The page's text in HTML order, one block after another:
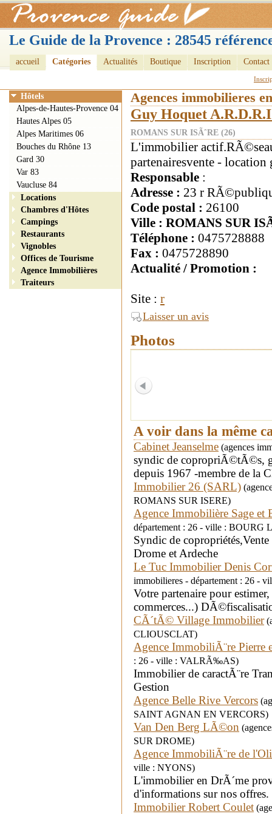
Le Guide de la Provence : 28545
accueil Catégories Actualités Boutique Inscription Contact
Agences immobilieres
Guy Hoquet
ROMANS SUR ISÃˆRE (26)
L'immobilier
partenairesvente -
Responsable :
Adresse : 23 r
Code postal : 26100
Ville : ROMANS SUR
Téléphone : 0475728888
Fax : 0475728890
Actualité / Promotion :
Site : r
Laisser un avis
Photos
A voir dans la même
Cabinet Jeanselme (agences
syndic de copropriÃ©tÃ©s,
depuis 1967 -membre de la
Immobilier 26 (SARL)
ROMANS SUR ISERE)
Agence Immobilière Sage et
département : 26 - ville : BOURG
Syndic de
Drome et Ardeche
Le Tuc Immobilier Denis
immobilieres - département : 26
Votre partenaire pour
commerces...)
CÃ´tÃ© Village Immobilier
CLIOUSCLAT)
Agence ImmobiliÃ¨re Pierre
: 26 - ville : VALRÃ‰AS)
Immobilier de caractÃ¨re
Gestion
Agence Belle Rive Vercors
SAINT AGNAN EN VERCORS)
Van Den Berg LÃ©on
SUR DROME)
Agence ImmobiliÃ¨re de
ville : NYONS)
L'immobilier en DrÃ´me
d'informations sur nos offres.
Immobilier Robert Coulet
Hôtels
Alpes-de-Hautes-Provence 04
Hautes Alpes 05
Alpes Maritimes 06
Bouches du Rhône 13
Gard 30
Var 83
Vaucluse 84
Locations
Chambres d'Hôtes
Campings
Restaurants
Vignobles
Offices de Tourisme
Agence Immobilières
Traiteurs